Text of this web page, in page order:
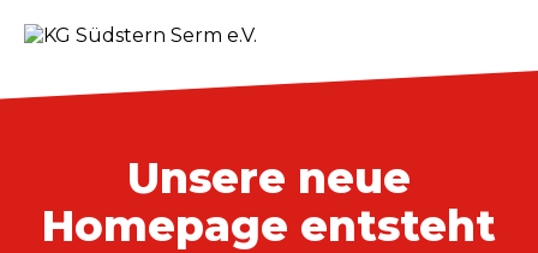
Unsere neue
Homepage entsteht